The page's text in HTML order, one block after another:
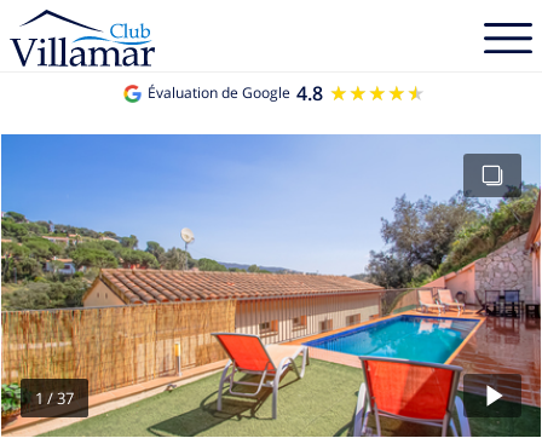
Évaluation de Google 4.8 ★★★★★
★★★★★
1/37